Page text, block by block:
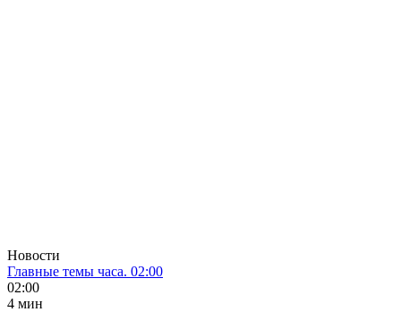
Новости
Главные темы часа. 02:00
02:00
4 мин